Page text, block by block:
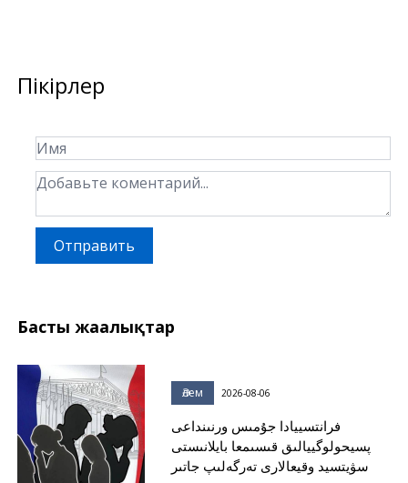
Пікірлер
Отправить
Басты жаңалықтар
Әлем 2026-08-06
فرانتسييادا جۇمىس ورنىنداعى
پسيحولوگييالىق قىسىمعا بايلانىستى
سۋيتسيد وقيعالارى تەرگەلىپ جاتىر